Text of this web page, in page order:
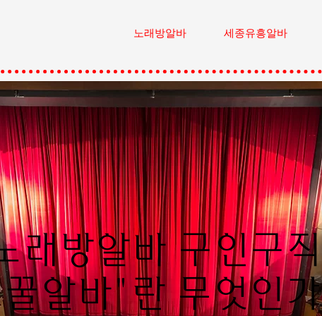
노래방알바 세종유흥알바
래방알바 구인구직
알바"란 무엇인가